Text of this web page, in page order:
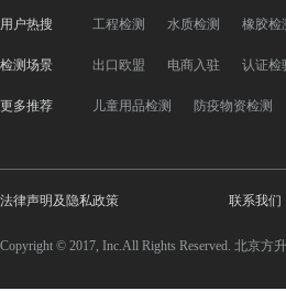
用户热搜 工程检测 水质检测 橡胶检
检测场景 出口欧盟 电商入驻 认证检
更多推荐 儿童用品检测 防疫物资检测
法律声明及隐私政策 联系我们
Copyright © 2017, Inc.All Rights Reserved. 北京方